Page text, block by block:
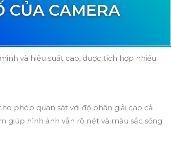
CỦA CAMERA
và hiệu suất cao, được tích hợp nhiều
phép quan sát với độ phân giải cao cả
giúp hình ảnh vẫn rõ nét và màu sắc sống